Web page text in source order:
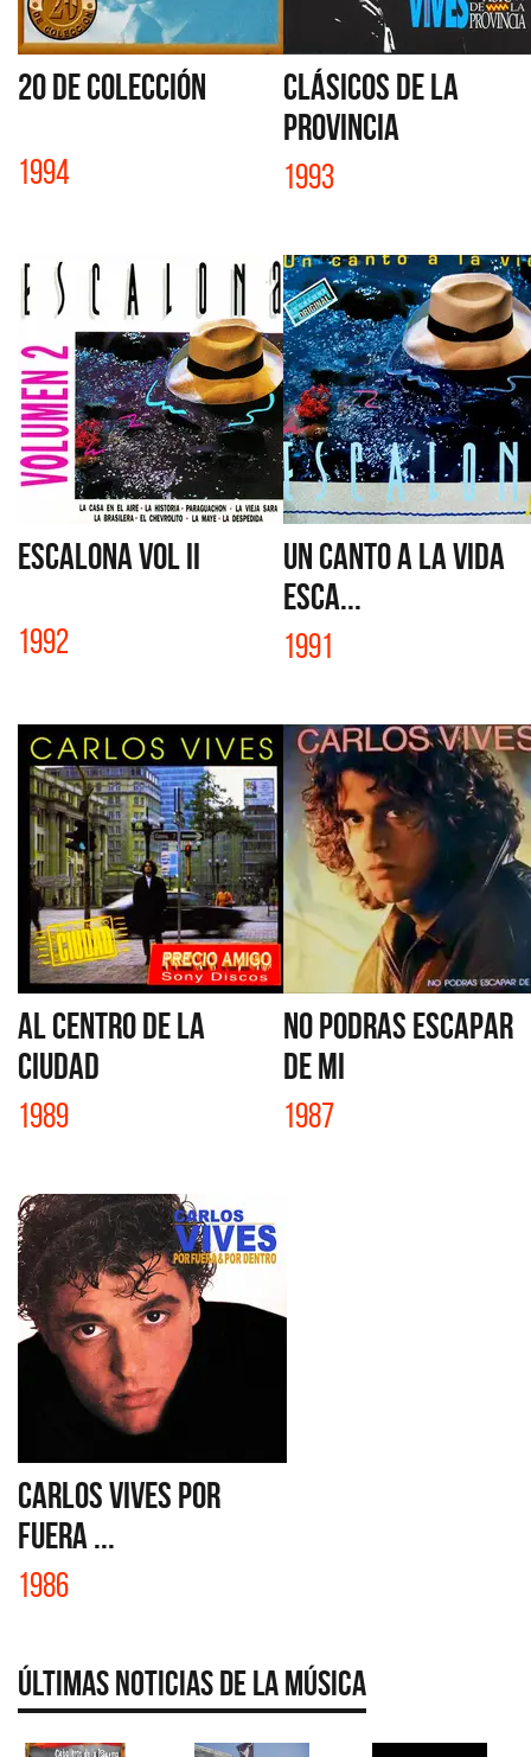
20 DE COLECCIÓN
1994
CLÁSICOS DE LA
PROVINCIA
1993
ESCALONA VOL II
1992
UN CANTO A LA VIDA
ESCA...
1991
AL CENTRO DE LA
CIUDAD
1989
NO PODRAS ESCAPAR
DE MI
1987
CARLOS VIVES POR
FUERA ...
1986
Últimas Noticias de la Música